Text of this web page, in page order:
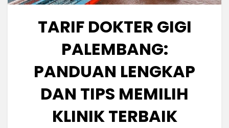
TARIF DOKTER GIGI
PALEMBANG:
PANDUAN LENGKAP
DAN TIPS MEMILIH
KLINIK TERBAIK